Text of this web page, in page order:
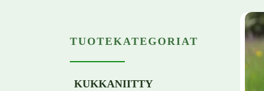
TUOTEKATEGORIAT
KUKKANIITTY